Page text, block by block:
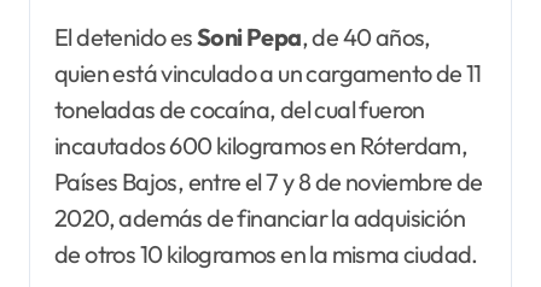
El detenido esSoni Pepa, de 40 años,
quien está vinculado a un cargamento de 11
toneladas de cocaína, del cual fueron
incautados 600 kilogramos en Róterdam,
Países Bajos, entre el 7 y 8 de noviembre de
2020, además de financiar la adquisición
de otros 10 kilogramos en la misma ciudad.